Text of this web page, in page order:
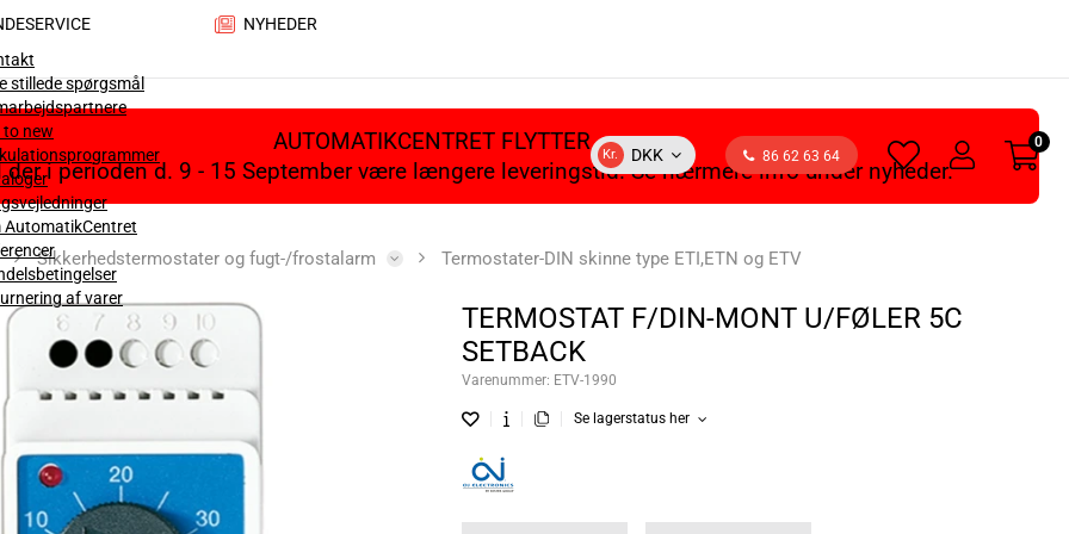
stillede spørgsmål
to new
AutomatikCentret
af varer
NYHEDER
Kr. DKK 86 62 63 64
heart
light
light
0
AUTOMATIKCENTRET FLYTTER
der i perioden d. 9 - 15 September være længere leveringstid. Se nærmere info under nyheder.
Sikkerhedstermostater og fugt-/frostalarm Termostater-DIN skinne type ETI,ETN og ETV
TERMOSTAT F/DIN-MONT U/FØLER 5C
SETBACK
Varenummer: ETV-1990
Se lagerstatus her